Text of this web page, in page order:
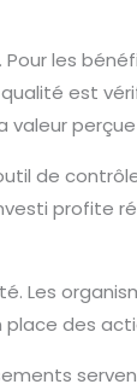
les
est
valeur
de
profite
Les
des